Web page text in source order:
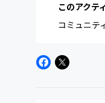
このアクテ
コミュニテ